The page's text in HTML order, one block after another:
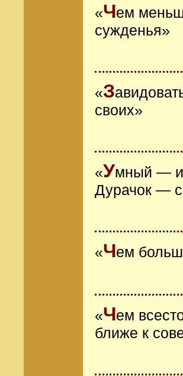
«Чем
сужденья»
«З
своих»
«Умный —
Дурачок —
«Чем
«Чем
ближе к